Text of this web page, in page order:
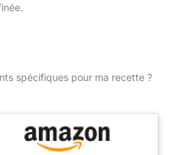
spécifiques pour ma recette ?